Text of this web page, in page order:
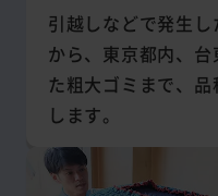
引越しなどで発生
から、東京都内、
た粗大ゴミまで、
します。